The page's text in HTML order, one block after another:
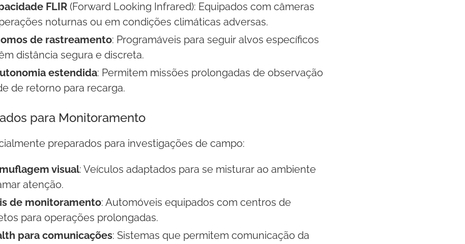
FLIR (Forward Looking Infrared): Equipados com câmeras
noturnas ou em condições climáticas adversas.
de rastreamento: Programáveis para seguir alvos específicos
distância segura e discreta.
estendida: Permitem missões prolongadas de observação
de retorno para recarga.
para Monitoramento
preparados para investigações de campo:
visual: Veículos adaptados para se misturar ao ambiente
atenção.
de monitoramento: Automóveis equipados com centros de
para operações prolongadas.
para comunicações: Sistemas que permitem comunicação da